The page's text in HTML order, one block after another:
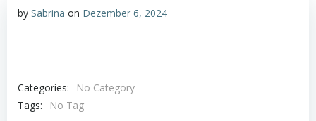
by Sabrina on Dezember 6, 2024
Categories:
No Category
Tags:
No Tag